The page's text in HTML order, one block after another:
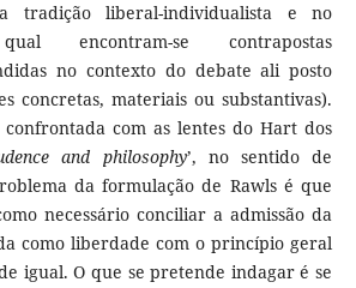
tradição liberal-individualista e no
encontram-se contrapostas
no contexto do debate ali posto
concretas, materiais ou substantivas).
com as lentes do Hart dos
and philosophy’, no sentido de
da formulação de Rawls é que
necessário conciliar a admissão da
como liberdade com o princípio geral
igual. O que se pretende indagar é se